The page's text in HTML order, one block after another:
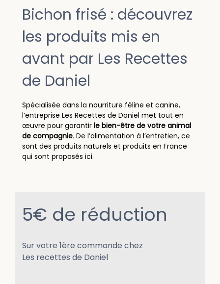
Bichon frisé : découvrez
les produits mis en
avant par Les Recettes
de Daniel
Spécialisée dans la nourriture féline et canine,
l’entreprise Les Recettes de Daniel met tout en
œuvre pour garantir le bien-être de votre animal
de compagnie. De l’alimentation à l’entretien, ce
sont des produits naturels et produits en France
qui sont proposés ici.
5€ de réduction
Sur votre 1ère commande chez
Les recettes de Daniel